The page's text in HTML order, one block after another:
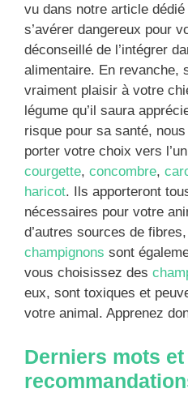
vu dans notre article dédié
s’avérer dangereux pour
déconseillé de l’intégrer
alimentaire. En revanche,
vraiment plaisir à votre
légume qu’il saura
risque pour sa santé,
porter votre choix vers
courgette, concombre,
haricot. Ils apporteront
nécessaires pour votre
d’autres sources de
champignons sont
vous choisissez des
eux, sont toxiques et
votre animal. Apprenez
Derniers mots et